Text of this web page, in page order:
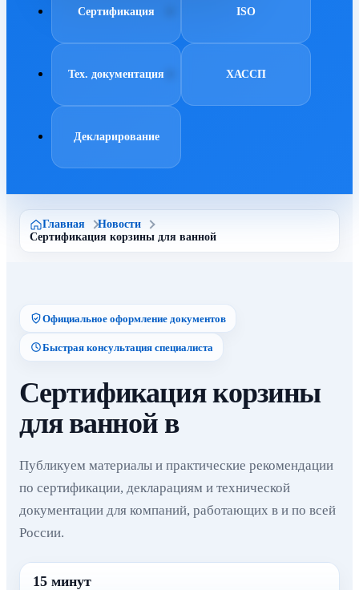
Сертификация ISO
Тех. документация ХАССП
Декларирование
Главная
Новости
Сертификация корзины для ванной
Официальное оформление документов
Быстрая консультация специалиста
Сертификация корзины
для ванной в
Публикуем материалы и практические рекомендации
по сертификации, декларациям и технической
документации для компаний, работающих в и по всей
России.
15 минут